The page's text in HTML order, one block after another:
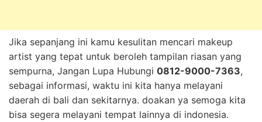
Jika sepanjang ini kamu kesulitan mencari makeup
artist yang tepat untuk beroleh tampilan riasan yang
sempurna, Jangan Lupa Hubungi 0812-9000-7363,
sebagai informasi, waktu ini kita hanya melayani
daerah di bali dan sekitarnya. doakan ya semoga kita
bisa segera melayani tempat lainnya di indonesia.